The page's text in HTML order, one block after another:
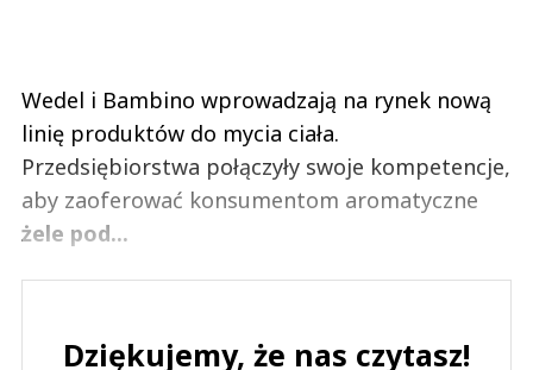
Wedel i Bambino wprowadzają na rynek nową
linię produktów do mycia ciała.
Przedsiębiorstwa połączyły swoje kompetencje,
aby zaoferować konsumentom aromatyczne
żele pod...
Dziękujemy, że nas czytasz!